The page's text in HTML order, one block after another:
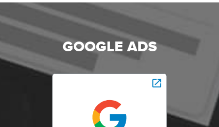
GOOGLE ADS